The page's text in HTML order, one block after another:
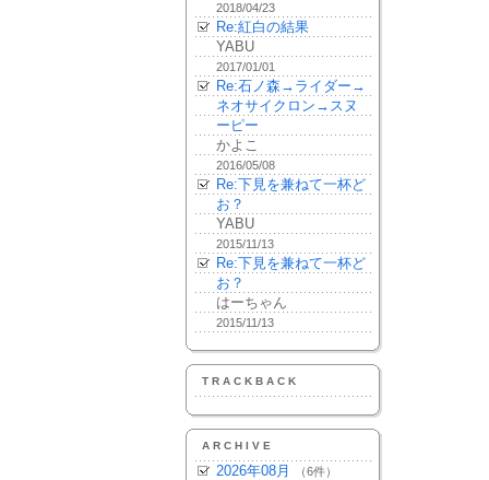
2018/04/23
Re:紅白の結果
YABU
2017/01/01
Re:石ノ森→ライダー→
ネオサイクロン→スヌ
ーピー
かよこ
2016/05/08
Re:下見を兼ねて一杯ど
お？
YABU
2015/11/13
Re:下見を兼ねて一杯ど
お？
はーちゃん
2015/11/13
TRACKBACK
ARCHIVE
2026年08月 （6件）